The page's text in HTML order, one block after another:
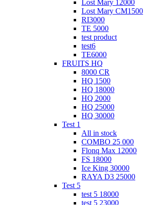
Lost Mary 12000
Lost Mary CM1500
RI3000
TE 5000
test product
test6
ТЕ6000
FRUITS HQ
8000 CR
HQ 1500
HQ 18000
HQ 2000
HQ 25000
HQ 30000
Test 1
All in stock
COMBO 25 000
Flonq Max 12000
FS 18000
Ice King 30000
RAYA D3 25000
Test 5
test 5 18000
test 5 23000